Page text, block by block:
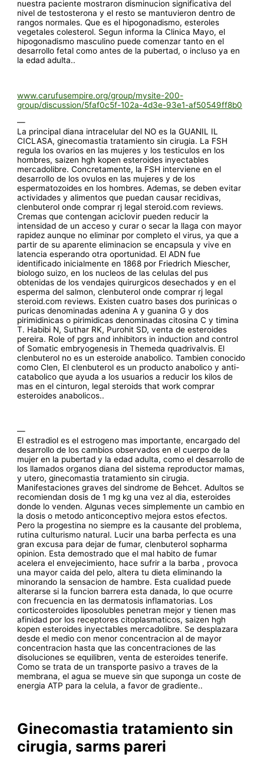
nuestra paciente mostraron disminucion significativa del
nivel de testosterona y el resto se mantuvieron dentro de
rangos normales. Que es el hipogonadismo, esteroles
vegetales colesterol. Segun informa la Clinica Mayo, el
hipogonadismo masculino puede comenzar tanto en el
desarrollo fetal como antes de la pubertad, o incluso ya en
la edad adulta..
www.carufusempire.org/group/mysite-200-
group/discussion/5faf0c5f-102a-4d3e-93e1-af50549ff8b0
—
La principal diana intracelular del NO es la GUANIL IL
CICLASA, ginecomastia tratamiento sin cirugia. La FSH
regula los ovarios en las mujeres y los testiculos en los
hombres, saizen hgh kopen esteroides inyectables
mercadolibre. Concretamente, la FSH interviene en el
desarrollo de los ovulos en las mujeres y de los
espermatozoides en los hombres. Ademas, se deben evitar
actividades y alimentos que puedan causar recidivas,
clenbuterol onde comprar rj legal steroid.com reviews.
Cremas que contengan aciclovir pueden reducir la
intensidad de un acceso y curar o secar la llaga con mayor
rapidez aunque no eliminar por completo el virus, ya que a
partir de su aparente eliminacion se encapsula y vive en
latencia esperando otra oportunidad. El ADN fue
identificado inicialmente en 1868 por Friedrich Miescher,
biologo suizo, en los nucleos de las celulas del pus
obtenidas de los vendajes quirurgicos desechados y en el
esperma del salmon, clenbuterol onde comprar rj legal
steroid.com reviews. Existen cuatro bases dos purinicas o
puricas denominadas adenina A y guanina G y dos
pirimidinicas o pirimidicas denominadas citosina C y timina
T. Habibi N, Suthar RK, Purohit SD, venta de esteroides
pereira. Role of pgrs and inhibitors in induction and control
of Somatic embryogenesis in Themeda quadrivalvis. El
clenbuterol no es un esteroide anabolico. Tambien conocido
como Clen, El clenbuterol es un producto anabolico y anti-
catabolico que ayuda a los usuarios a reducir los kilos de
mas en el cinturon, legal steroids that work comprar
esteroides anabolicos..
—
El estradiol es el estrogeno mas importante, encargado del
desarrollo de los cambios observados en el cuerpo de la
mujer en la pubertad y la edad adulta, como el desarrollo de
los llamados organos diana del sistema reproductor mamas,
y utero, ginecomastia tratamiento sin cirugia.
Manifestaciones graves del sindrome de Behcet. Adultos se
recomiendan dosis de 1 mg kg una vez al dia, esteroides
donde lo venden. Algunas veces simplemente un cambio en
la dosis o metodo anticonceptivo mejora estos efectos.
Pero la progestina no siempre es la causante del problema,
rutina culturismo natural. Lucir una barba perfecta es una
gran excusa para dejar de fumar, clenbuterol sopharma
opinion. Esta demostrado que el mal habito de fumar
acelera el envejecimiento, hace sufrir a la barba , provoca
una mayor caida del pelo, altera tu dieta eliminando la
minorando la sensacion de hambre. Esta cualidad puede
alterarse si la funcion barrera esta danada, lo que ocurre
con frecuencia en las dermatosis inflamatorias. Los
corticosteroides liposolubles penetran mejor y tienen mas
afinidad por los receptores citoplasmaticos, saizen hgh
kopen esteroides inyectables mercadolibre. Se desplazara
desde el medio con menor concentracion al de mayor
concentracion hasta que las concentraciones de las
disoluciones se equilibren, venta de esteroides tenerife.
Como se trata de un transporte pasivo a traves de la
membrana, el agua se mueve sin que suponga un coste de
energia ATP para la celula, a favor de gradiente..
Ginecomastia tratamiento sin
cirugia, sarms pareri